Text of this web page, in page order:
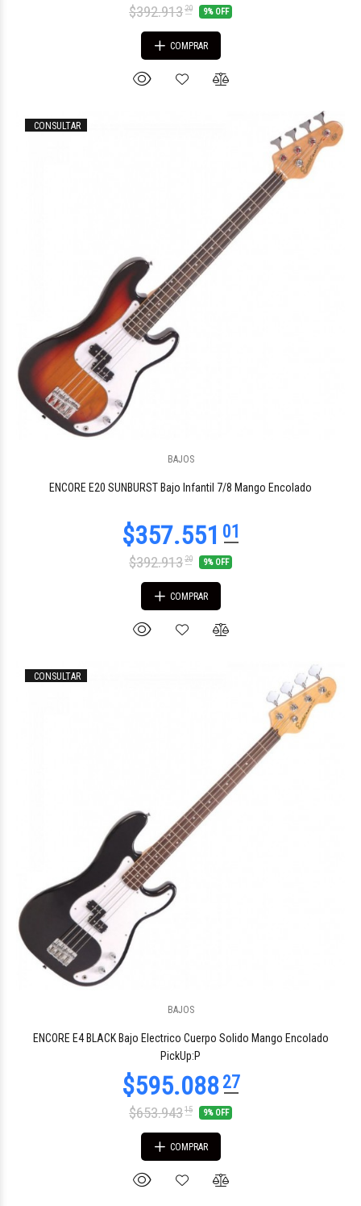
$392.91320 9% OFF
COMPRAR
CONSULTAR
BAJOS
ENCORE E20 SUNBURST Bajo Infantil 7/8 Mango Encolado
$392.91320 9% OFF
COMPRAR
CONSULTAR
BAJOS
ENCORE E4 BLACK Bajo Electrico Cuerpo Solido Mango Encolado
PickUp:P
$653.94315 9% OFF
COMPRAR